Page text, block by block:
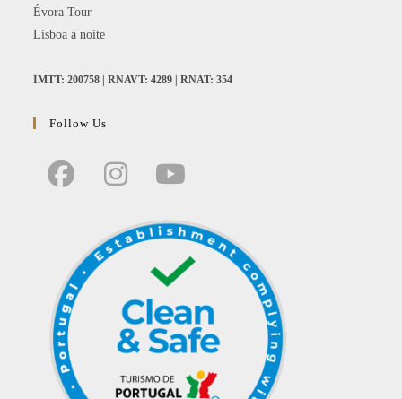
Évora Tour
Lisboa à noite
IMTT: 200758 | RNAVT: 4289 | RNAT: 354
Follow Us